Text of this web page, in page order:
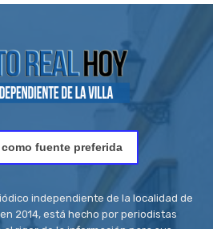
como fuente preferida
independiente de la localidad de
2014, está hecho por periodistas